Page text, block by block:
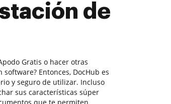
de
Gratis o hacer otras
Entonces, DocHub es
y seguro de utilizar. Incluso
sus características súper